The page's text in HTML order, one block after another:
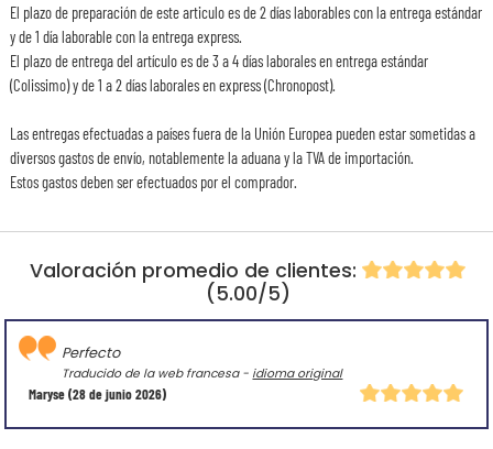
Valoración promedio de clientes:
(5.00/5)
Maryse(28 de junio 2026)
Perfecto
Traducido de la web francesa - idioma original
El plazo de preparación de este articulo es de 2 días laborables con la entrega estándar
y de 1 día laborable con la entrega express.
El plazo de entrega del artículo es de 3 a 4 días laborales en entrega estándar
(Colissimo) y de 1 a 2 días laborales en express (Chronopost).
Las entregas efectuadas a países fuera de la Unión Europea pueden estar sometidas a
diversos gastos de envío, notablemente la aduana y la TVA de importación.
Estos gastos deben ser efectuados por el comprador.